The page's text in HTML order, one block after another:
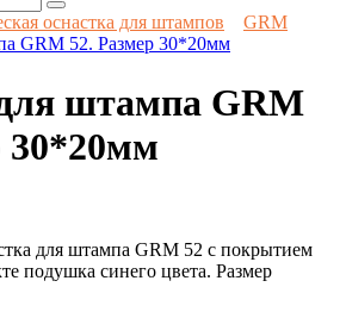
оснастка для штампов GRM
штампа GRM
30*20мм
для штампа GRM 52 с покрытием
подушка синего цвета. Размер